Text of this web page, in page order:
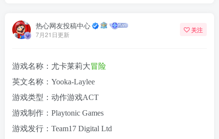
热心网友投稿中心
7月21日更新
关注
游戏名称：尤卡莱莉大冒险
英文名称：Yooka-Laylee
游戏类型：动作游戏ACT
游戏制作：Playtonic Games
游戏发行：Team17 Digital Ltd